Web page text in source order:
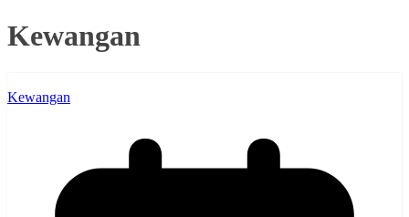
Kewangan
Kewangan